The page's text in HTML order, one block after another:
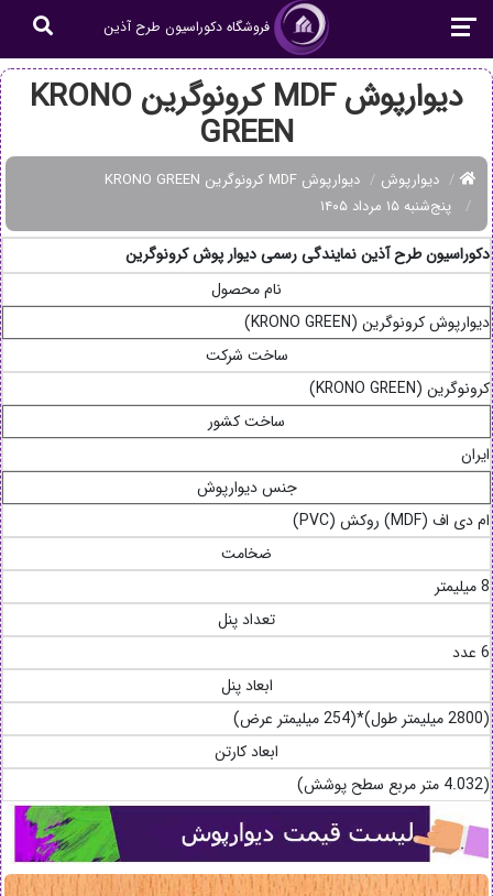
فروشگاه دکوراسیون طرح آذین
دیوارپوش MDF کرونوگرین KRONO
GREEN
دیوارپوش
دیوارپوش MDF کرونوگرین KRONO GREEN
پنج‌شنبه ۱۵ مرداد ۱۴۰۵
دکوراسیون طرح آذین نمایندگی رسمی دیوار پوش کرونوگرین
نام محصول
دیوارپوش کرونوگرین (KRONO GREEN)
ساخت شرکت
کرونوگرین (KRONO GREEN)
ساخت کشور
ایران
جنس دیوارپوش
ام دی اف (MDF) روکش (PVC)
ضخامت
8 میلیمتر
تعداد پنل
6 عدد
ابعاد پنل
(2800 میلیمتر طول)*(254 میلیمتر عرض)
ابعاد کارتن
(4.032 متر مربع سطح پوشش)